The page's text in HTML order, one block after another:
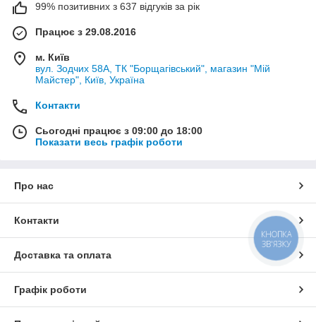
99% позитивних з 637 відгуків за рік
Працює з 29.08.2016
м. Київ
вул. Зодчих 58А, ТК "Борщагівський", магазин "Мій
Майстер", Київ, Україна
Контакти
Сьогодні працює з 09:00 до 18:00
Показати весь графік роботи
Про нас
Контакти
Доставка та оплата
Графік роботи
КНОПКА
ЗВ'ЯЗКУ